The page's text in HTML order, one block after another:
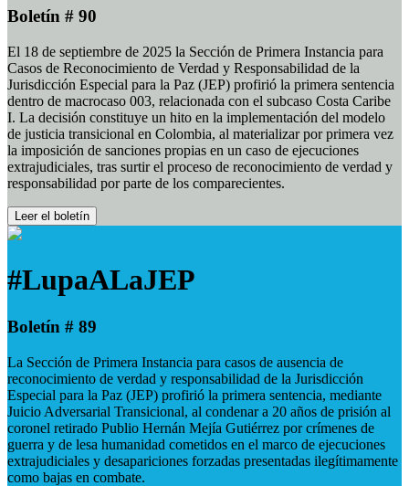
Boletín # 90
El 18 de septiembre de 2025 la Sección de Primera Instancia para
Casos de Reconocimiento de Verdad y Responsabilidad de la
Jurisdicción Especial para la Paz (JEP) profirió la primera sentencia
dentro de macrocaso 003, relacionada con el subcaso Costa Caribe
I. La decisión constituye un hito en la implementación del modelo
de justicia transicional en Colombia, al materializar por primera vez
la imposición de sanciones propias en un caso de ejecuciones
extrajudiciales, tras surtir el proceso de reconocimiento de verdad y
responsabilidad por parte de los comparecientes.
Leer el boletín
#LupaALaJEP
Boletín # 89
La Sección de Primera Instancia para casos de ausencia de
reconocimiento de verdad y responsabilidad de la Jurisdicción
Especial para la Paz (JEP) profirió la primera sentencia, mediante
Juicio Adversarial Transicional, al condenar a 20 años de prisión al
coronel retirado Publio Hernán Mejía Gutiérrez por crímenes de
guerra y de lesa humanidad cometidos en el marco de ejecuciones
extrajudiciales y desapariciones forzadas presentadas ilegítimamente
como bajas en combate.